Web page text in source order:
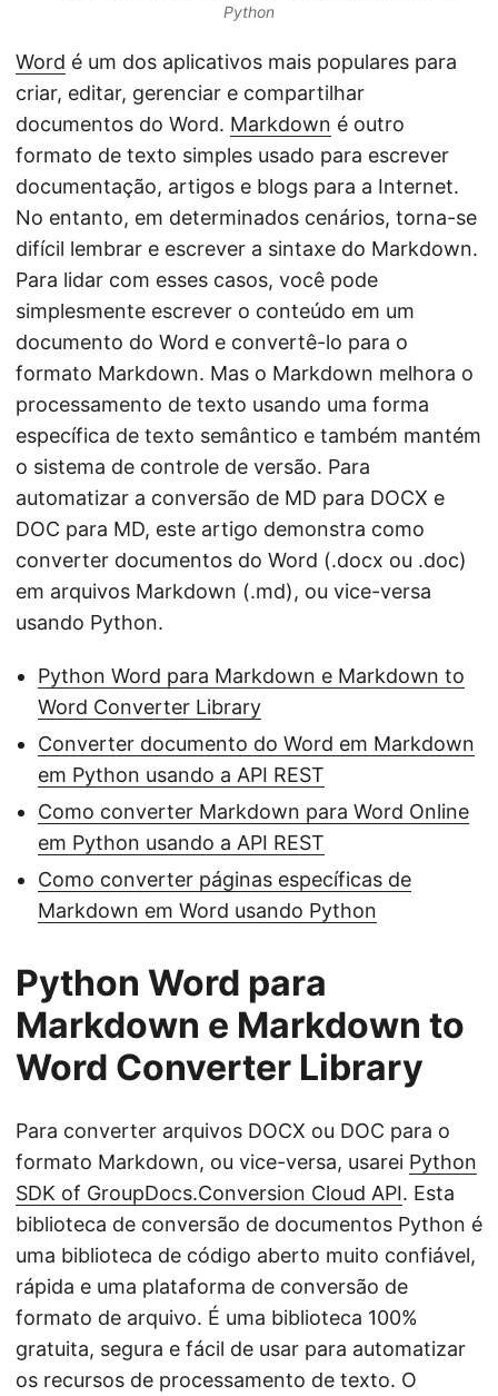
Python
Word é um dos aplicativos mais populares para
criar, editar, gerenciar e compartilhar
documentos do Word. Markdown é outro
formato de texto simples usado para escrever
documentação, artigos e blogs para a Internet.
No entanto, em determinados cenários, torna-se
difícil lembrar e escrever a sintaxe do Markdown.
Para lidar com esses casos, você pode
simplesmente escrever o conteúdo em um
documento do Word e convertê-lo para o
formato Markdown. Mas o Markdown melhora o
processamento de texto usando uma forma
específica de texto semântico e também mantém
o sistema de controle de versão. Para
automatizar a conversão de MD para DOCX e
DOC para MD, este artigo demonstra como
converter documentos do Word (.docx ou .doc)
em arquivos Markdown (.md), ou vice-versa
usando Python.
Python Word para Markdown e Markdown to
Word Converter Library
Converter documento do Word em Markdown
em Python usando a API REST
Como converter Markdown para Word Online
em Python usando a API REST
Como converter páginas específicas de
Markdown em Word usando Python
Python Word para
Markdown e Markdown to
Word Converter Library
Para converter arquivos DOCX ou DOC para o
formato Markdown, ou vice-versa, usarei Python
SDK of GroupDocs.Conversion Cloud API. Esta
biblioteca de conversão de documentos Python é
uma biblioteca de código aberto muito confiável,
rápida e uma plataforma de conversão de
formato de arquivo. É uma biblioteca 100%
gratuita, segura e fácil de usar para automatizar
os recursos de processamento de texto. O